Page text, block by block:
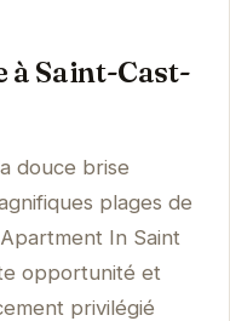
à Saint-Cast-
douce brise
plages de
In Saint
opportunité et
privilégié